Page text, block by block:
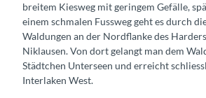
breitem Kiesweg mit geringem Gefälle,
einem schmalen Fussweg geht es durch
Waldungen an der Nordflanke des
Niklausen. Von dort gelangt man dem
Städtchen Unterseen und erreicht
Interlaken West.